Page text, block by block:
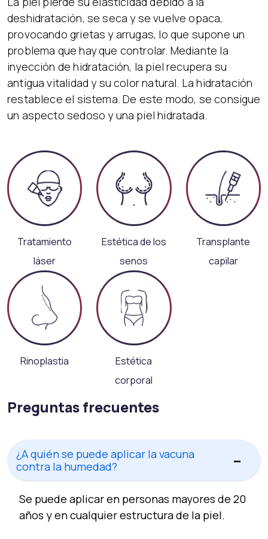
deshidratación, se seca y se vuelve opaca,
provocando grietas y arrugas, lo que supone un
problema que hay que controlar. Mediante la
inyección de hidratación, la piel recupera su
antigua vitalidad y su color natural. La hidratación
restablece el sistema. De este modo, se consigue
un aspecto sedoso y una piel hidratada.
Tratamiento
láser
Estética de los
senos
Transplante
capilar
Rinoplastia
Estética
corporal
Preguntas frecuentes
¿A quién se puede aplicar la vacuna
contra la humedad?
Se puede aplicar en personas mayores de 20
años y en cualquier estructura de la piel.